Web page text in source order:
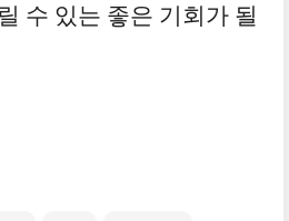
수 있는 좋은 기회가 될